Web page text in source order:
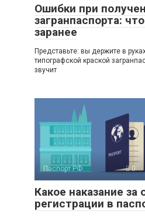
Ошибки при
загранпаспорта:
заранее
Представьте: вы держите в
типографской краской
звучит
Паспорт РФ 0
Какое наказание за
регистрации в